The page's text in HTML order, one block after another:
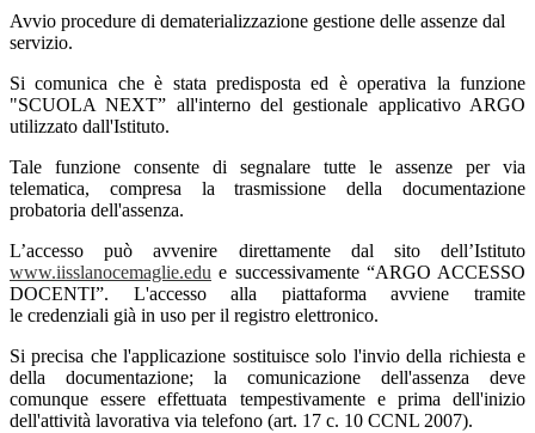
Avvio procedure di dematerializzazione gestione delle assenze dal
servizio.
Si comunica che è stata predisposta ed è operativa la funzione
"SCUOLA NEXT” all'interno del gestionale applicativo ARGO
utilizzato dall'Istituto.
Tale funzione consente di segnalare tutte le assenze per via
telematica, compresa la trasmissione della documentazione
probatoria dell'assenza.
L’accesso può avvenire direttamente dal sito dell’Istituto
www.iisslanocemaglie.edu e successivamente “ARGO ACCESSO
DOCENTI”. L'accesso alla piattaforma avviene tramite
le credenziali già in uso per il registro elettronico.
Si precisa che l'applicazione sostituisce solo l'invio della richiesta e
della documentazione; la comunicazione dell'assenza deve
comunque essere effettuata tempestivamente e prima dell'inizio
dell'attività lavorativa via telefono (art. 17 c. 10 CCNL 2007).